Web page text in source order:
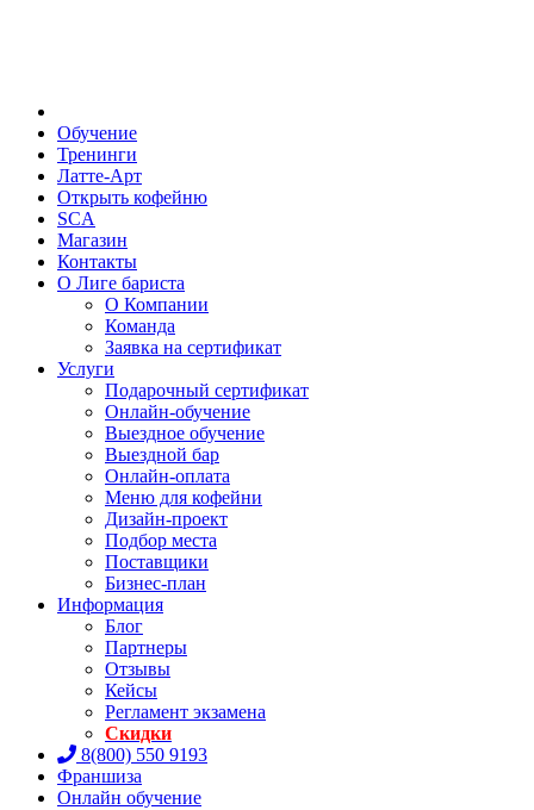
Обучение
Тренинги
Латте-Арт
Открыть кофейню
SCA
Магазин
Контакты
О Лиге бариста
О Компании
Команда
Заявка на сертификат
Услуги
Подарочный сертификат
Онлайн-обучение
Выездное обучение
Выездной бар
Онлайн-оплата
Меню для кофейни
Дизайн-проект
Подбор места
Поставщики
Бизнес-план
Информация
Блог
Партнеры
Отзывы
Кейсы
Регламент экзамена
Скидки
8(800) 550 9193
Франшиза
Онлайн обучение